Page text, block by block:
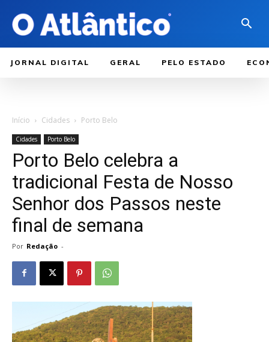
JORNAL DIGITAL GERAL PELO ESTADO
Início Cidades Porto Belo
Cidades Porto Belo
Porto Belo celebra a
tradicional Festa de Nosso
Senhor dos Passos neste
final de semana
Por Redação -